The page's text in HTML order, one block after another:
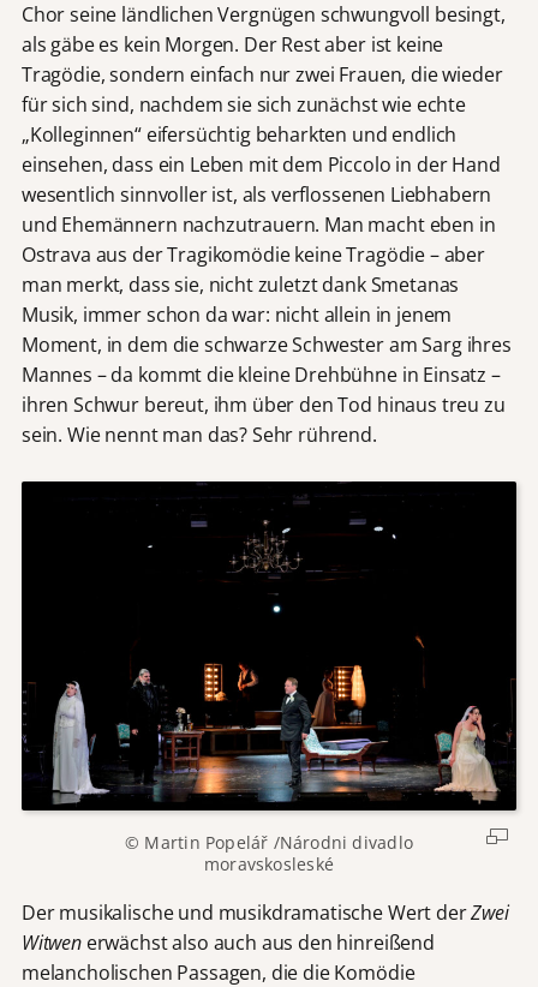
Chor seine ländlichen Vergnügen schwungvoll besingt,
als gäbe es kein Morgen. Der Rest aber ist keine
Tragödie, sondern einfach nur zwei Frauen, die wieder
für sich sind, nachdem sie sich zunächst wie echte
„Kolleginnen“ eifersüchtig beharkten und endlich
einsehen, dass ein Leben mit dem Piccolo in der Hand
wesentlich sinnvoller ist, als verflossenen Liebhabern
und Ehemännern nachzutrauern. Man macht eben in
Ostrava aus der Tragikomödie keine Tragödie – aber
man merkt, dass sie, nicht zuletzt dank Smetanas
Musik, immer schon da war: nicht allein in jenem
Moment, in dem die schwarze Schwester am Sarg ihres
Mannes – da kommt die kleine Drehbühne in Einsatz –
ihren Schwur bereut, ihm über den Tod hinaus treu zu
sein. Wie nennt man das? Sehr rührend.
© Martin Popelář /Národni divadlo
moravskosleské
Der musikalische und musikdramatische Wert derZwei
Witwenerwächst also auch aus den hinreißend
melancholischen Passagen, die die Komödie